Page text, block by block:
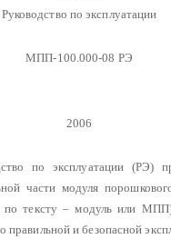
Руководство по эксплуатации
МПП-100.000-08 РЭ
2006
по эксплуатации (РЭ)
части модуля
тексту – модуль или МПП)
правильной и безопасной